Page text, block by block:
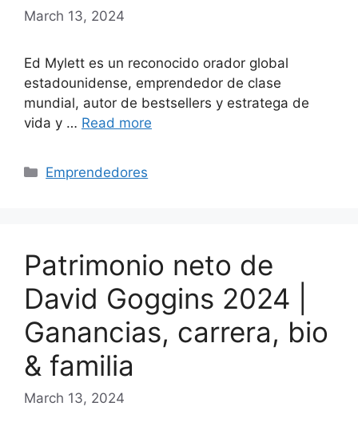
March 13, 2024
Ed Mylett es un reconocido orador global
estadounidense, emprendedor de clase
mundial, autor de bestsellers y estratega de
vida y … Read more
Categories
Emprendedores
Patrimonio neto de
David Goggins 2024 |
Ganancias, carrera, bio
& familia
March 13, 2024